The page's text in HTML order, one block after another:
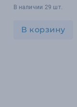
В наличии 29 шт.
В корзину